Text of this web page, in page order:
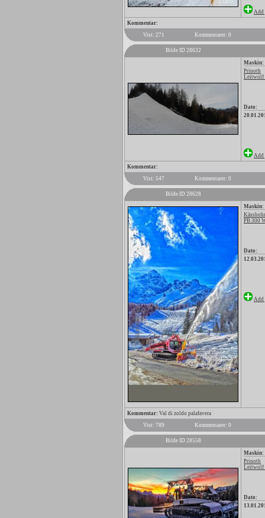
Add
Kommentar:
Vist: 271
Kommentarer: 0
Bilde ID 28632
Maskin:
Prinoth
Leitwolf
Dato:
Add
Kommentar:
Vist: 547
Kommentarer: 0
Bilde ID 28628
Maskin:
PB 300
Dato:
Add
Kommentar: Val di zoldo palafavera
Vist: 789
Kommentarer: 0
Bilde ID 28558
Maskin:
Prinoth
Leitwolf
Dato: